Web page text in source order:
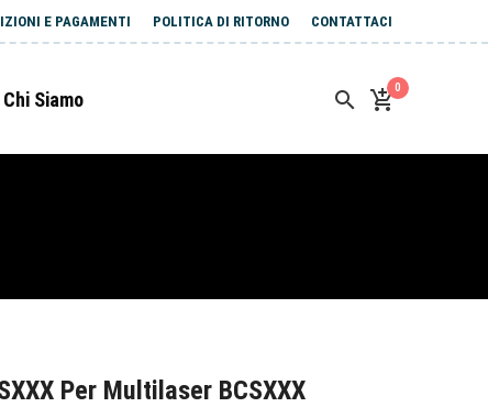
E PAGAMENTI POLITICA DI RITORNO CONTATTACI
Chi Siamo
0
Per Multilaser BCSXXX